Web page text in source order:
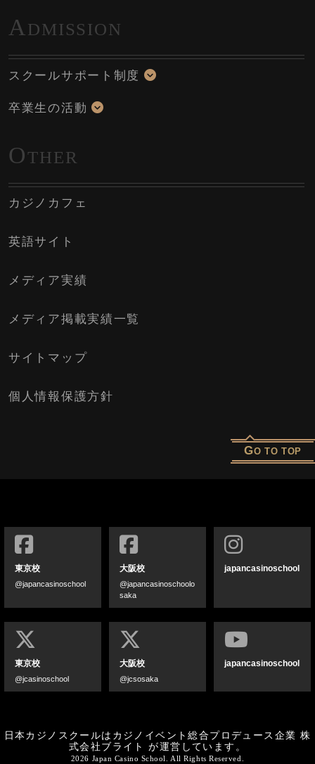
A DMISSION
スクールサポート制度
卒業生の活動
OTHER
カジノカフェ
英語サイト
メディア実績
メディア掲載実績一覧
サイトマップ
個人情報保護方針
GO TO TOP
東京校
@japancasinoschool
大阪校
@japancasinoschoolo
saka
japancasinoschool
東京校
@jcasinoschool
大阪校
@jcsosaka
japancasinoschool
日本カジノスクールはカジノイベント総合プロデュース企業 株
式会社ブライト
が運営しています。
2026 Japan Casino School. All Rights Reserved.